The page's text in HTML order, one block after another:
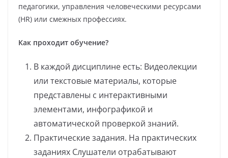
педагогики, управления человеческими ресурсами
(HR) или смежных профессиях.
Как проходит обучение?
В каждой дисциплине есть: Видеолекции
или текстовые материалы, которые
представлены с интерактивными
элементами, инфографикой и
автоматической проверкой знаний.
Практические задания. На практических
заданиях Слушатели отрабатывают